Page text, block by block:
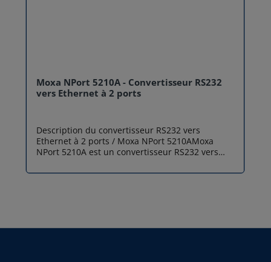
Moxa NPort 5210A - Convertisseur RS232
vers Ethernet à 2 ports
Description du convertisseur RS232 vers
Ethernet à 2 ports / Moxa NPort 5210AMoxa
NPort 5210A est un convertisseur RS232 vers
économique et efficace pour connecter des
accessibles à partir de n'importe quel endroit